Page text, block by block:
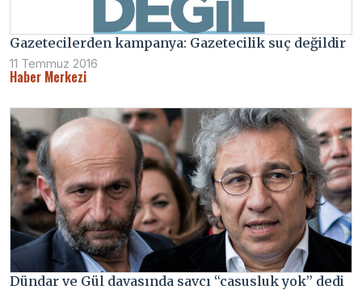
Gazetecilerden kampanya: Gazetecilik suç değildir
11 Temmuz 2016
Haber Merkezi
Dündar ve Gül davasında savcı “casusluk yok” dedi